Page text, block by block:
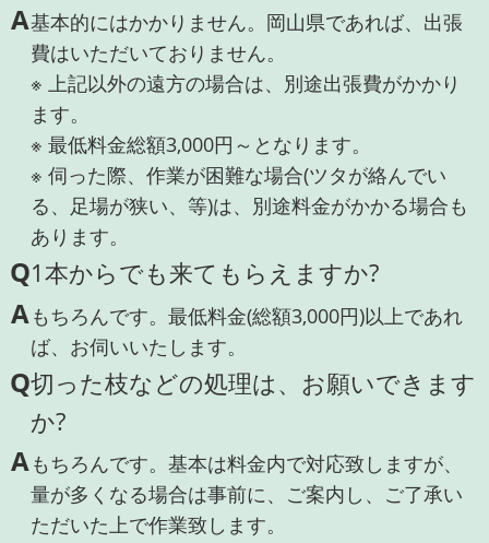
A基本的にはかかりません。岡山県であれば、出張
費はいただいておりません。
※ 上記以外の遠方の場合は、別途出張費がかかり
ます。
※ 最低料金総額3,000円～となります。
※ 伺った際、作業が困難な場合(ツタが絡んでい
る、足場が狭い、等)は、別途料金がかかる場合も
あります。
Q1本からでも来てもらえますか?
Aもちろんです。最低料金(総額3,000円)以上であれ
ば、お伺いいたします。
Q切った枝などの処理は、お願いできます
か?
Aもちろんです。基本は料金内で対応致しますが、
量が多くなる場合は事前に、ご案内し、ご了承い
ただいた上で作業致します。